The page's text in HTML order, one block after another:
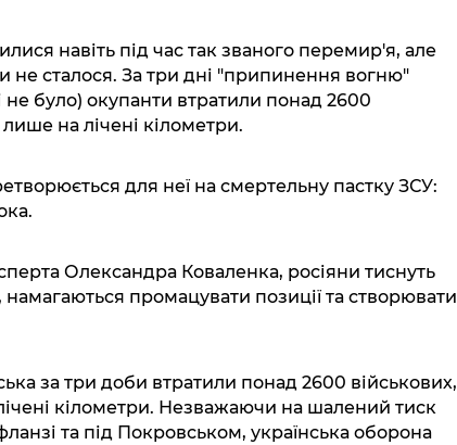
навіть під час так званого перемир'я, але
не сталося. За три дні "припинення вогню"
не було) окупанти втратили понад 2600
на лічені кілометри.
для неї на смертельну пастку ЗСУ:
Олександра Коваленка, росіяни тиснуть
намагаються промацувати позиції та створювати
за три доби втратили понад 2600 військових,
кілометри. Незважаючи на шалений тиск
та під Покровськом, українська оборона